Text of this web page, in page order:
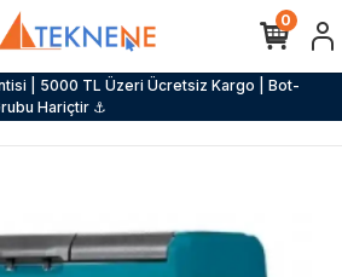
| 5000 TL Üzeri Ücretsiz Kargo | Bot-
Hariçtir ⚓
0